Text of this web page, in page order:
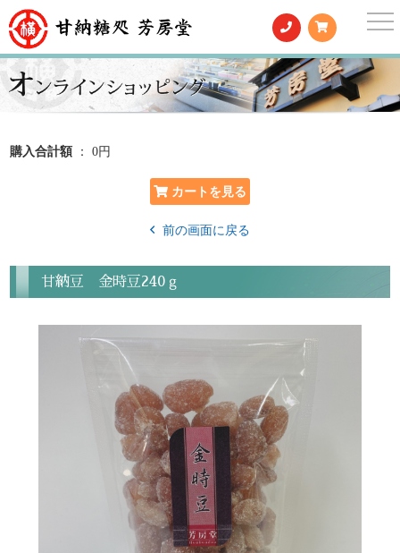
購入合計額 ： 0円
前の画面に戻る
甘納豆 金時豆240ｇ